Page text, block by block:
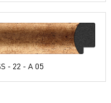
- 22 - A 05